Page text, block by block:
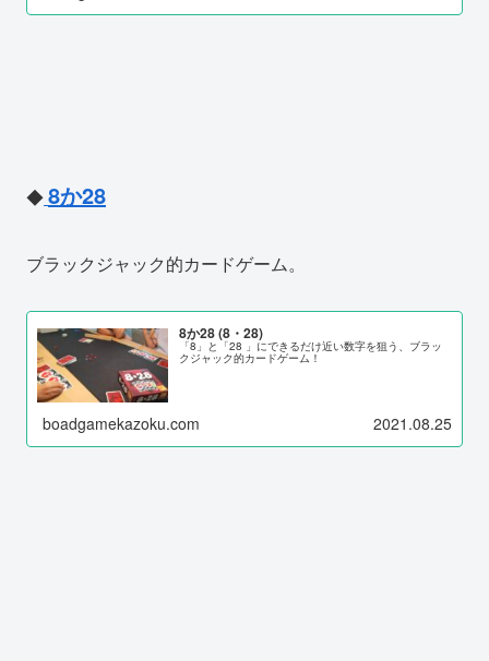
◆8か28
ブラックジャック的カードゲーム。
8か28 (8・28)
「8」と「28 」にできるだけ近い数字を狙う、ブラッ
クジャック的カードゲーム！
boadgamekazoku.com 2021.08.25